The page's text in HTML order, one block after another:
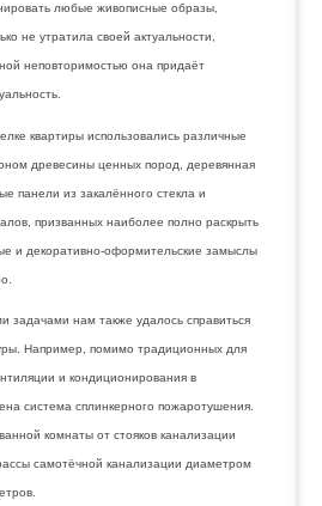
любые живописные образы,
не утратила своей актуальности,
неповторимостью она придаёт
квартиры использовались различные
древесины ценных пород, деревянная
панели из закалённого стекла и
призванных наиболее полно раскрыть
и декоративно-оформительские замыслы
задачами нам также удалось справиться
Например, помимо традиционных для
и кондиционирования в
система сплинкерного пожаротушения.
комнаты от стояков канализации
самотёчной канализации диаметром